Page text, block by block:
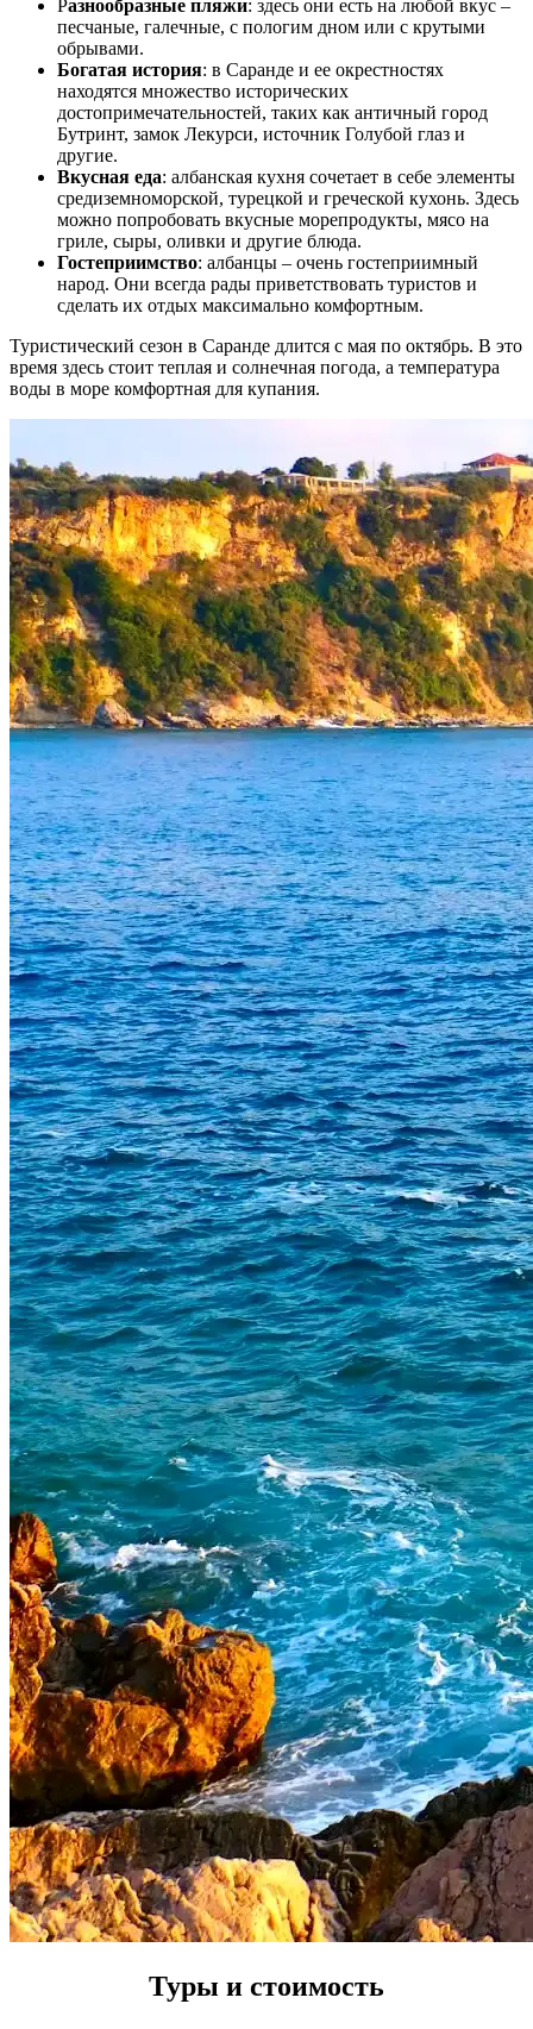
Разнообразные пляжи: здесь они есть на любой вкус –
песчаные, галечные, с пологим дном или с крутыми
обрывами.
Богатая история: в Саранде и ее окрестностях
находятся множество исторических
достопримечательностей, таких как античный город
Бутринт, замок Лекурси, источник Голубой глаз и
другие.
Вкусная еда: албанская кухня сочетает в себе элементы
средиземноморской, турецкой и греческой кухонь. Здесь
можно попробовать вкусные морепродукты, мясо на
гриле, сыры, оливки и другие блюда.
Гостеприимство: албанцы – очень гостеприимный
народ. Они всегда рады приветствовать туристов и
сделать их отдых максимально комфортным.
Туристический сезон в Саранде длится с мая по октябрь. В это
время здесь стоит теплая и солнечная погода, а температура
воды в море комфортная для купания.
Туры и стоимость